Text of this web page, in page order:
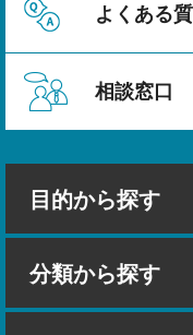
よくある
相談窓口
目的から探す
分類から探す